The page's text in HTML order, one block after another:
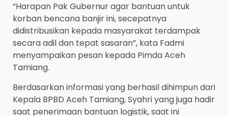
“Harapan Pak Gubernur agar bantuan untuk
korban bencana banjir ini, secepatnya
didistribusikan kepada masyarakat terdampak
secara adil dan tepat sasaran”, kata Fadmi
menyampaikan pesan kepada Pimda Aceh
Tamiang.
Berdasarkan informasi yang berhasil dihimpun dari
Kepala BPBD Aceh Tamiang, Syahri yang juga hadir
saat penerimaan bantuan logistik, saat ini